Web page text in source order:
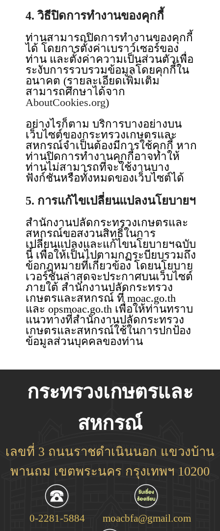
4. วิธีปิดการทำงานของคุกกี้
ท่านสามารถปิดการทำงานของคุกกี้
ได้ โดยการตั้งค่าเบราว์เซอร์ของ
ท่าน และตั้งค่าความเป็นส่วนตัวเพื่อ
ระงับการรวบรวมข้อมูลโดยคุกกี้ใน
อนาคต (รายละเอียดเพิ่มเติม
สามารถศึกษาได้จาก
AboutCookies.org)
อย่างไรก็ตาม บริการบางอย่างบน
เว็บไซต์ของกระทรวงเกษตรและ
สหกรณ์จำเป็นต้องมีการใช้คุกกี้ หาก
ท่านปิดการทำงานคุกกี้อาจทำให้
ท่านไม่สามารถที่จะใช้งานบาง
ฟังก์ชันหรือทั้งหมดของเว็บไซต์ได้
5. การแก้ไขเปลี่ยนแปลงนโยบายฯ
สำนักงานปลัดกระทรวงเกษตรและ
สหกรณ์ขอสงวนสิทธิ์ในการ
เปลี่ยนแปลงและแก้ไขนโยบายฯฉบับ
นี้ เพื่อให้เป็นไปตามกฏระบียบรวมถึง
ข้อกฎหมายที่เกี่ยวข้อง โดยนโยบาย
เวอร์ชันล่าสุดจะประกาศบนเว็บไซต์
ภายใต้ สำนักงานปลัดกระทรวง
เกษตรและสหกรณ์ ที่ moac.go.th
และ opsmoac.go.th เพื่อให้ท่านทราบ
แนวทางที่สำนักงานปลัดกระทรวง
เกษตรและสหกรณ์ใช้ในการปกป้อง
ข้อมูลส่วนบุคคลของท่าน
กระทรวงเกษตรและ
สหกรณ์
เลขที่ 3 ถนนราชดำเนินนอก แขวงบ้าน
พานถม เขตพระนคร กรุงเทพฯ 10200
0-2281-5884 moacbfa@gmail.com